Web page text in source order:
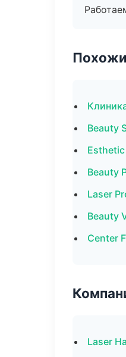
Beauty
Beauty
Laser
Beauty
Center
Laser